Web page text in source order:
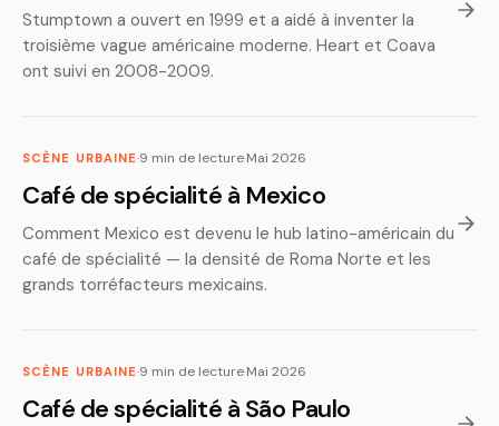
Stumptown a ouvert en 1999 et a aidé à inventer la
troisième vague américaine moderne. Heart et Coava
ont suivi en 2008-2009.
SCÈNE URBAINE ·9 min de lecture·Mai 2026
Café de spécialité à Mexico
Comment Mexico est devenu le hub latino-américain du
café de spécialité — la densité de Roma Norte et les
grands torréfacteurs mexicains.
SCÈNE URBAINE ·9 min de lecture·Mai 2026
Café de spécialité à São Paulo